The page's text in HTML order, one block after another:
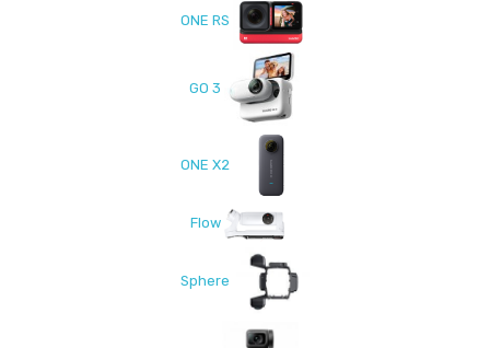
ONE RS
GO 3
ONE X2
Flow
Sphere